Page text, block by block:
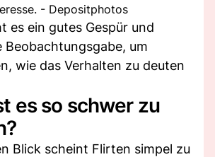
- Depositphotos
es ein gutes Gespür und
Beobachtungsgabe, um
wie das Verhalten zu deuten
es so schwer zu
Blick scheint Flirten simpel zu